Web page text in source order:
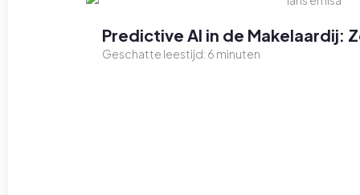
Predictive AI in de Makelaardij:
Geschatte leestijd: 6 minuten